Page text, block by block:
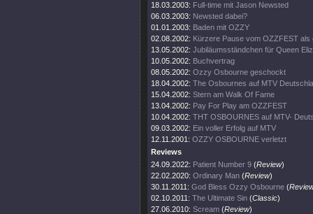
18.03.2003: Full-time mit Jason Newsted
06.03.2003: Newsted dabei?
01.01.2003: Baden mit OZZY
02.08.2002: Kürzere Pause vom OZZFEST als
13.05.2002: Jubiläumsständchen für Queen
10.05.2002: Buchvertrag
08.05.2002: Ozzy Osbourne geschockt
18.04.2002: The Osbournes auf MTV
15.04.2002: Stern am Walk Of Fame
13.04.2002: Pay For Play am OZZFEST
10.04.2002: THT OSBOURNES auf MTV-
09.03.2002: Ein voller Erfolg auf MTV
12.11.2001: OZZY OSBOURNE verletzt
Reviews
24.09.2022: Patient Number 9 (Review)
22.02.2020: Ordinary Man (Review)
30.11.2011: God Bless Ozzy Osbourne (
02.10.2011: The Ultimate Sin (Classic)
27.06.2010: Scream (Review)